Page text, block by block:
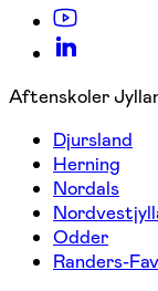
Aftenskoler
Djursland
Herning
Nordals
Odder
Randers-